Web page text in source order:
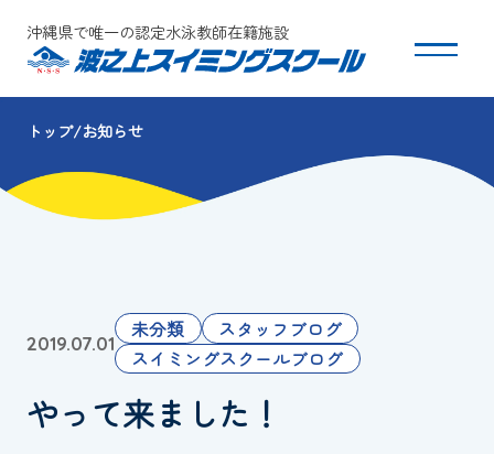
沖縄県で唯一の認定水泳教師在籍施設
スクールについて
コース・クラス紹介
団体会員募集
保護者の方へ
トップ お知らせ
2019.07.01
未分類
スタッフブログ
スイミングスクールブログ
やって来ました！